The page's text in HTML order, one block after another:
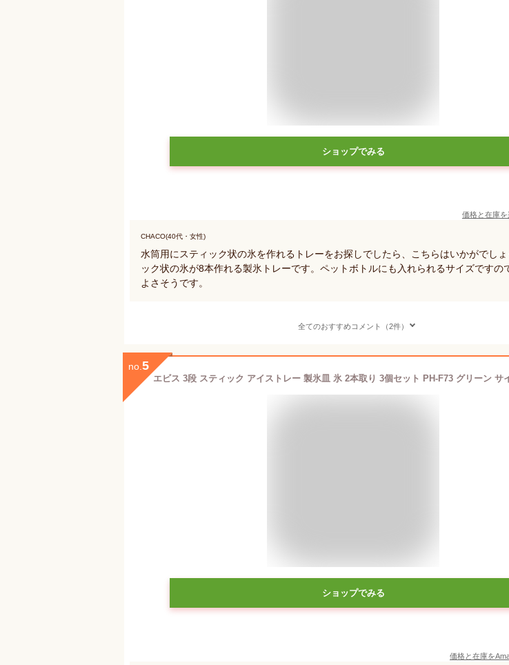
ショップでみる
価格と在庫を
CHACO(40代・女性)
水筒用にスティック状の氷を作れるトレーをお探しでしたら、こちらはいかがでしょ
ック状の氷が8本作れる製氷トレーです。ペットボトルにも入れられるサイズですの
よさそうです。
全てのおすすめコメント（2件）
no. 5
ショップでみる
価格と在庫を